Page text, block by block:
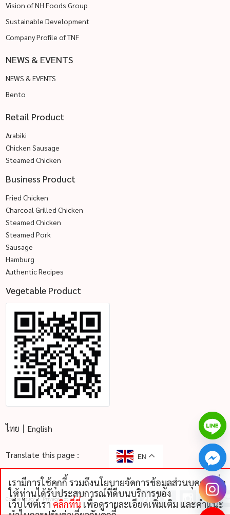
Vision of NH Foods Group
Sustainable Development
Company Profile of TNF
NEWS & EVENTS
NEWS & EVENTS
Bento
Retail Product
Arabiki
Chicken Sausage
Steamed Chicken
Business Product
Fried Chicken
Charcoal Grilled Chicken
Steamed Chicken
Steamed Pork
Sausage
Hamburg
Authentic Recipes
Vegetable Product
ไทย English
Translate this page : EN
Cookie Policy Privacy Notice
เรามีการใช้คุกกี้ รวมถึงนโยบายจัดการข้อมูลส่วนบุคคลเพื่อ
ให้ท่านได้รับประสบการณ์ที่ดีบนบริการของ
เว็บไซต์เราคลิกที่นี่ เพื่อดูรายละเอียดเพิ่มเติม และคําแนะ
Hide
chaty